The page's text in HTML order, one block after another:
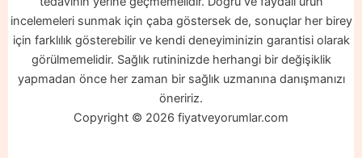
incelemeleri sunmak için çaba göstersek de, sonuçlar her birey
için farklılık gösterebilir ve kendi deneyiminizin garantisi olarak
görülmemelidir. Sağlık rutininizde herhangi bir değişiklik
yapmadan önce her zaman bir sağlık uzmanına danışmanızı
öneririz.
Copyright © 2026 fiyatveyorumlar.com